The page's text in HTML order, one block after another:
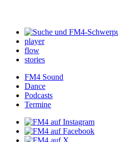
player
flow
stories
FM4Sound
Dance
Podcasts
Termine